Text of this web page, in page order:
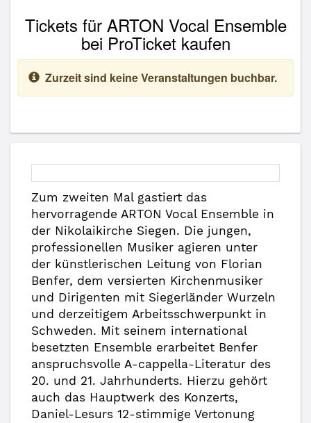
Tickets für ARTON Vocal Ensemble
bei ProTicket kaufen
Zurzeit sind keine Veranstaltungen buchbar.
Zum zweiten Mal gastiert das
hervorragende ARTON Vocal Ensemble in
der Nikolaikirche Siegen. Die jungen,
professionellen Musiker agieren unter
der künstlerischen Leitung von Florian
Benfer, dem versierten Kirchenmusiker
und Dirigenten mit Siegerländer Wurzeln
und derzeitigem Arbeitsschwerpunkt in
Schweden. Mit seinem international
besetzten Ensemble erarbeitet Benfer
anspruchsvolle A-cappella-Literatur des
20. und 21. Jahrhunderts. Hierzu gehört
auch das Hauptwerk des Konzerts,
Daniel-Lesurs 12-stimmige Vertonung